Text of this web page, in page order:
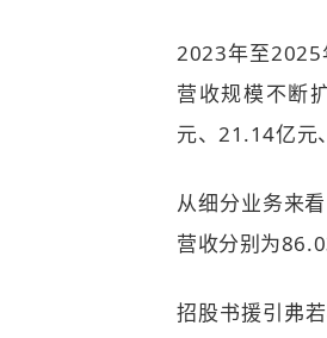
2023年至2025
营收规模不断
元、21.14亿元
从细分业务来
营收分别为
招股书援引弗